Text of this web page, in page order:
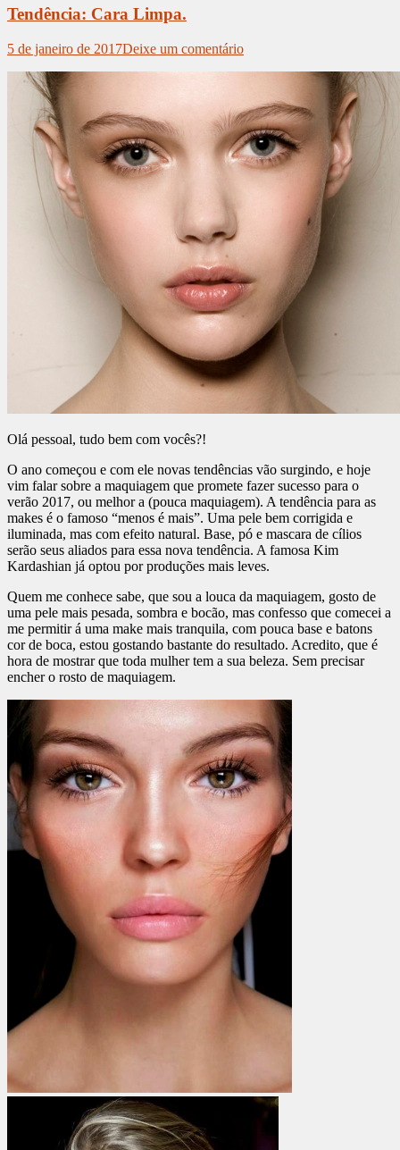
Tendência: Cara Limpa.
5 de janeiro de 2017Deixe um comentário
Olá pessoal, tudo bem com vocês?!
O ano começou e com ele novas tendências vão surgindo, e hoje
vim falar sobre a maquiagem que promete fazer sucesso para o
verão 2017, ou melhor a (pouca maquiagem). A tendência para as
makes é o famoso “menos é mais”. Uma pele bem corrigida e
iluminada, mas com efeito natural. Base, pó e mascara de cílios
serão seus aliados para essa nova tendência. A famosa Kim
Kardashian já optou por produções mais leves.
Quem me conhece sabe, que sou a louca da maquiagem, gosto de
uma pele mais pesada, sombra e bocão, mas confesso que comecei a
me permitir á uma make mais tranquila, com pouca base e batons
cor de boca, estou gostando bastante do resultado. Acredito, que é
hora de mostrar que toda mulher tem a sua beleza. Sem precisar
encher o rosto de maquiagem.